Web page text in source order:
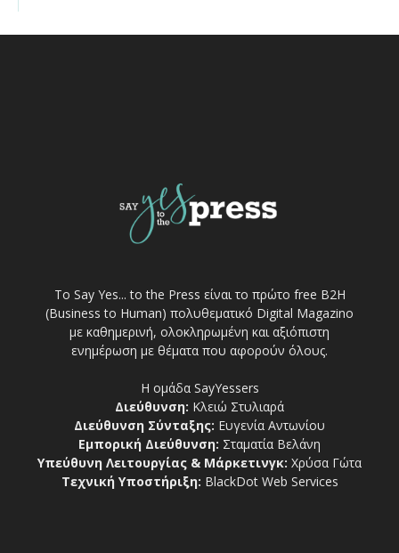
Το Say Yes... to the Press είναι το πρώτο free Β2Η
(Business to Human) πολυθεματικό Digital Magazino
με καθημερινή, ολοκληρωμένη και αξιόπιστη
ενημέρωση με θέματα που αφορούν όλους.
Η ομάδα SayYessers
Διεύθυνση: Κλειώ Στυλιαρά
Διεύθυνση Σύνταξης: Ευγενία Αντωνίου
Εμπορική Διεύθυνση: Σταματία Βελάνη
Υπεύθυνη Λειτουργίας & Μάρκετινγκ: Χρύσα Γώτα
Τεχνική Υποστήριξη: BlackDot Web Services